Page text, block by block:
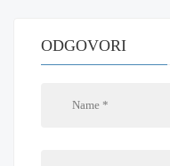
ODGOVORI